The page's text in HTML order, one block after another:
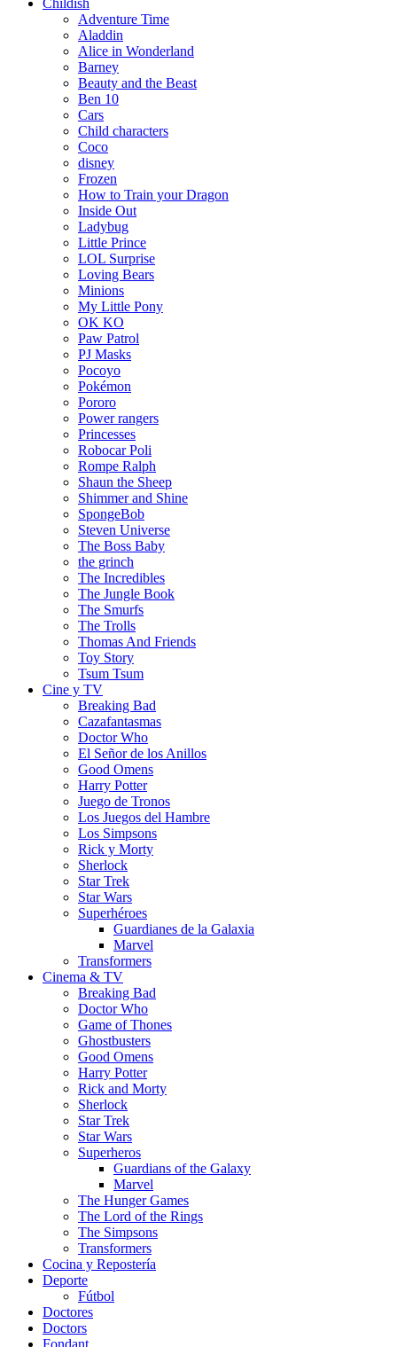
Childish
Adventure Time
Aladdin
Alice in Wonderland
Barney
Beauty and the Beast
Ben 10
Cars
Child characters
Coco
disney
Frozen
How to Train your Dragon
Inside Out
Ladybug
Little Prince
LOL Surprise
Loving Bears
Minions
My Little Pony
OK KO
Paw Patrol
PJ Masks
Pocoyo
Pokémon
Pororo
Power rangers
Princesses
Robocar Poli
Rompe Ralph
Shaun the Sheep
Shimmer and Shine
SpongeBob
Steven Universe
The Boss Baby
the grinch
The Incredibles
The Jungle Book
The Smurfs
The Trolls
Thomas And Friends
Toy Story
Tsum Tsum
Cine y TV
Breaking Bad
Cazafantasmas
Doctor Who
El Señor de los Anillos
Good Omens
Harry Potter
Juego de Tronos
Los Juegos del Hambre
Los Simpsons
Rick y Morty
Sherlock
Star Trek
Star Wars
Superhéroes
Guardianes de la Galaxia
Marvel
Transformers
Cinema & TV
Breaking Bad
Doctor Who
Game of Thones
Ghostbusters
Good Omens
Harry Potter
Rick and Morty
Sherlock
Star Trek
Star Wars
Superheros
Guardians of the Galaxy
Marvel
The Hunger Games
The Lord of the Rings
The Simpsons
Transformers
Cocina y Repostería
Deporte
Fútbol
Doctores
Doctors
Fondant